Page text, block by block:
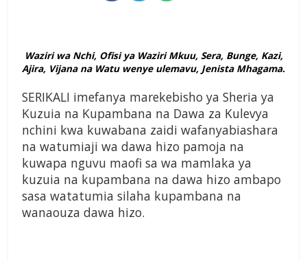
Waziri wa Nchi, Ofisi ya Waziri Mkuu, Sera, Bunge, Kazi,
Ajira, Vijana na Watu wenye ulemavu, Jenista Mhagama.
SERIKALI imefanya marekebisho ya Sheria ya
Kuzuia na Kupambana na Dawa za Kulevya
nchini kwa kuwabana zaidi wafanyabiashara
na watumiaji wa dawa hizo pamoja na
kuwapa nguvu maofi sa wa mamlaka ya
kuzuia na kupambana na dawa hizo ambapo
sasa watatumia silaha kupambana na
wanaouza dawa hizo.